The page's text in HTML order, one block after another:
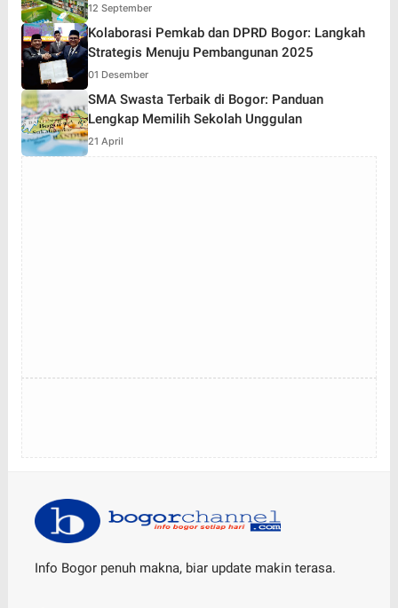
12 September
Kolaborasi Pemkab dan DPRD Bogor: Langkah
Strategis Menuju Pembangunan 2025
01 Desember
SMA Swasta Terbaik di Bogor: Panduan
Lengkap Memilih Sekolah Unggulan
21 April
Info Bogor penuh makna, biar update makin terasa.